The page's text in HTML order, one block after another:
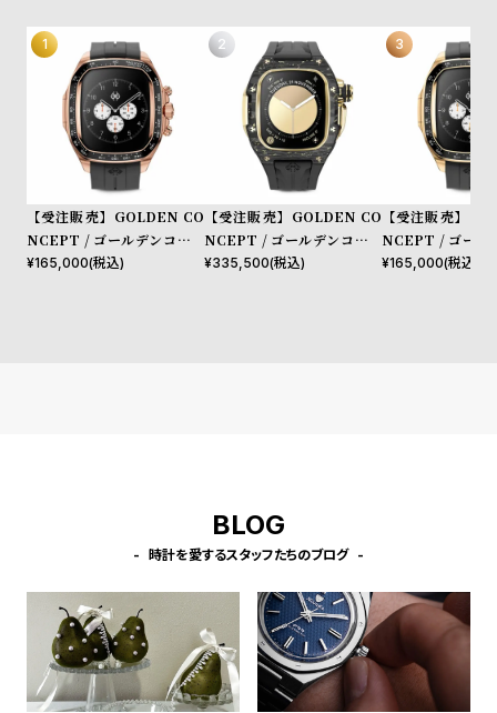
る
質
合
わ
【受注販売】GOLDEN CO
NCEPT / ゴールデンコンセ
プト Apple Watch 10 46M
¥165,000(税込)
【受注販売】GOLDEN CO
NCEPT / ゴールデンコンセ
プト Apple Watch 10 46M
¥335,500(税込)
【受注販売】
NCEPT / ゴール
プト Apple
¥165,000(税込)
BLOG
時計を愛するスタッフたちのブログ